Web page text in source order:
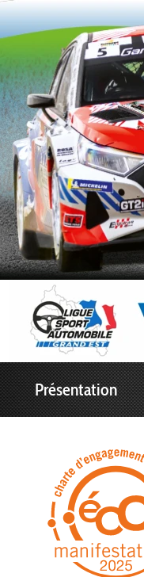
Présentation